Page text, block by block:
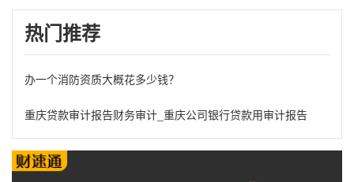
热门推荐
办一个消防资质大概花多少钱？
重庆贷款审计报告财务审计_重庆公司银行贷款用审计报告